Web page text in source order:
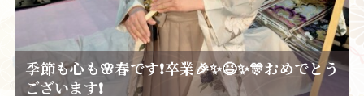
季節も心も🌸春です❗卒業🎉✨😆✨🎊おめでとう
ございます❗